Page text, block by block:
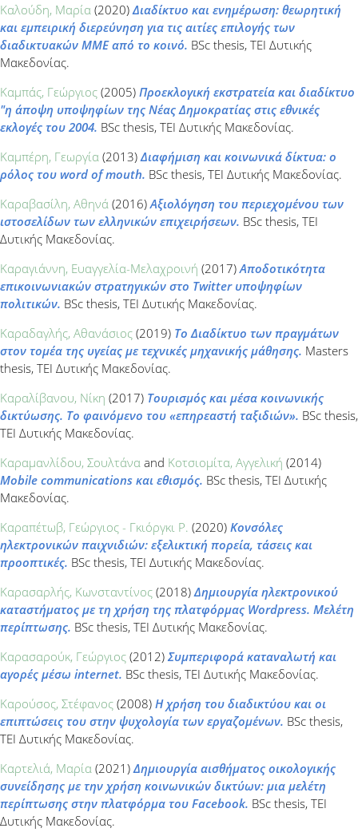
Καλούδη, Μαρία (2020) Διαδίκτυο και ενημέρωση: θεωρητική
και εμπειρική διερεύνηση για τις αιτίες επιλογής των
διαδικτυακών ΜΜΕ από το κοινό. BSc thesis, ΤΕΙ Δυτικής
Μακεδονίας.
Καμπάς, Γεώργιος (2005) Προεκλογική εκστρατεία και διαδίκτυο
"η άποψη υποψηφίων της Νέας Δημοκρατίας στις εθνικές
εκλογές του 2004. BSc thesis, ΤΕΙ Δυτικής Μακεδονίας.
Καμπέρη, Γεωργία (2013) Διαφήμιση και κοινωνικά δίκτυα: ο
ρόλος του word of mouth. BSc thesis, ΤΕΙ Δυτικής Μακεδονίας.
Καραβασίλη, Αθηνά (2016)Αξιολόγηση του περιεχομένου των
ιστοσελίδων των ελληνικών επιχειρήσεων. BSc thesis, ΤΕΙ
Δυτικής Μακεδονίας.
Καραγιάννη, Ευαγγελία-Μελαχροινή (2017)Αποδοτικότητα
επικοινωνιακών στρατηγικών στο Twitter υποψηφίων
πολιτικών. BSc thesis, ΤΕΙ Δυτικής Μακεδονίας.
Καραδαγλής, Αθανάσιος (2019) Το Διαδίκτυο των πραγμάτων
στον τομέα της υγείας με τεχνικές μηχανικής μάθησης. Masters
thesis, ΤΕΙ Δυτικής Μακεδονίας.
Καραλίβανου, Νίκη (2017) Τουρισμός και μέσα κοινωνικής
δικτύωσης. Το φαινόμενο του «επηρεαστή ταξιδιών». BSc thesis,
ΤΕΙ Δυτικής Μακεδονίας.
Καραμανλίδου, Σουλτάνα and Κοτσιομίτα, Αγγελική (2014)
Mobile communications και εθισμός. BSc thesis, ΤΕΙ Δυτικής
Μακεδονίας.
Καραπέτωβ, Γεώργιος - Γκιόργκι Ρ. (2020) Κονσόλες
ηλεκτρονικών παιχνιδιών: εξελικτική πορεία, τάσεις και
προοπτικές. BSc thesis, ΤΕΙ Δυτικής Μακεδονίας.
Καρασαρλής, Κωνσταντίνος (2018) Δημιουργία ηλεκτρονικού
καταστήματος με τη χρήση της πλατφόρμας Wordpress. Μελέτη
περίπτωσης. BSc thesis, ΤΕΙ Δυτικής Μακεδονίας.
Καρασαρούκ, Γεώργιος (2012) Συμπεριφορά καταναλωτή και
αγορές μέσω internet. BSc thesis, ΤΕΙ Δυτικής Μακεδονίας.
Καρούσος, Στέφανος (2008) Η χρήση του διαδικτύου και οι
επιπτώσεις του στην ψυχολογία των εργαζομένων. BSc thesis,
ΤΕΙ Δυτικής Μακεδονίας.
Καρτελιά, Μαρία (2021) Δημιουργία αισθήματος οικολογικής
συνείδησης με την χρήση κοινωνικών δικτύων: μια μελέτη
περίπτωσης στην πλατφόρμα του Facebook. BSc thesis, ΤΕΙ
Δυτικής Μακεδονίας.